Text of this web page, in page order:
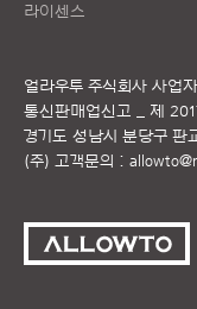
라이센스
얼라우투 주식회사 사업
통신판매업신고 _ 제
경기도 성남시 분당구
(주) 고객문의 :